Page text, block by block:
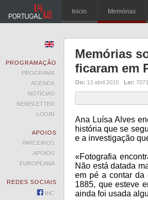
Inicio Memórias
Memórias
ficaram em
On: 13 abril 2015 Ler:
Ana Luísa Alves
história que se
e a investigação
«Fotografia
Não está datada
em pé a contar da
1885, que esteve
ainda foi usada
PROGRAMAÇÃO
PROGRAMA
AGENDA
NOTÍCIAS
NEWSLETTER
LOGIN
APOIOS
PARCEIROS
APOIOS
EUROPEANA
REDES SOCIAIS
IHC